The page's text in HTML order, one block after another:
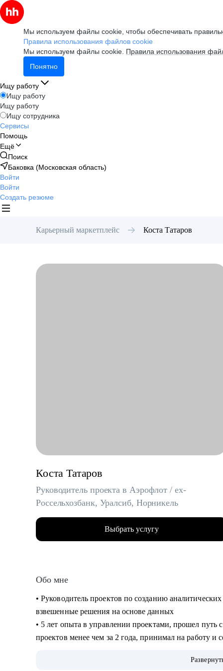
Мы используем файлы cookie, чтобы обеспечивать
Правила использования файлов cookie
Мы используем файлы cookie. Правила использования
Понятно
Ищу работу
Ищу работу
Ищу работу
Ищу сотрудника
Сервисы
Помощь
Ещё
Поиск
Баковка (Московская область)
Войти
Войти
Создать резюме
Карьерный маркетплейс Коста Татаров
Коста Татаров
Руководитель проекта в Аэрофлот / ex-
Россельхозбанк, Уралсиб, Норникель
Выбрать услугу
Обо мне
• Руководитель проектов по созданию
взвешенные решения на основе данных
• 5 лет опыта в управлении проектами, прошел путь
проектов менее чем за 2 года, принимал на работу и
• Знаю, как перейти в ИТ без опыта и навыков